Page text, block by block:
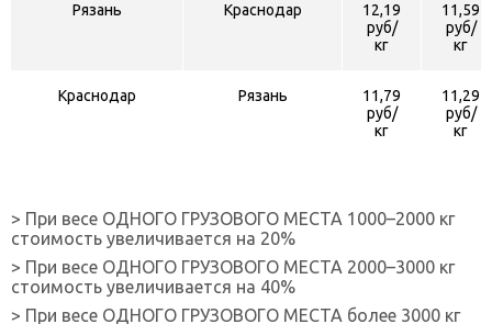
Рязань Краснодар
12,19
руб/
кг
11,59
руб/
кг
Краснодар Рязань
11,79
руб/
кг
11,29
руб/
кг
> При весе ОДНОГО ГРУЗОВОГО МЕСТА 1000–2000 кг
стоимость увеличивается на 20%
> При весе ОДНОГО ГРУЗОВОГО МЕСТА 2000–3000 кг
стоимость увеличивается на 40%
> При весе ОДНОГО ГРУЗОВОГО МЕСТА более 3000 кг